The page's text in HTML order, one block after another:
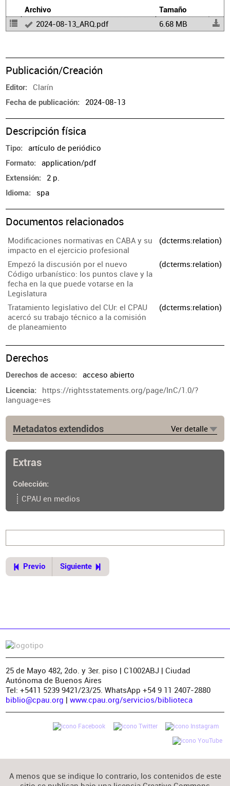
Archivo Tamaño
2024-08-13_ARQ.pdf 6.68 MB
Publicación/Creación
Editor Clarín
Fecha de publicación 2024-08-13
Descripción física
Tipo artículo de periódico
Formato application/pdf
Extensión 2 p.
Idioma spa
Documentos relacionados
Modificaciones normativas en CABA y su
impacto en el ejercicio profesional
(dcterms:relation)
Empezó la discusión por el nuevo
Código urbanístico: los puntos clave y la
fecha en la que puede votarse en la
Legislatura
(dcterms:relation)
Tratamiento legislativo del CUr: el CPAU
acercó su trabajo técnico a la comisión
de planeamiento
(dcterms:relation)
Derechos
Derechos de acceso acceso abierto
Licencia
https://rightsstatements.org/page/InC/1.0/?
language=es
Metadatos extendidos Ver detalle
ARQ no. 1147 (13 ago. 2024). p. 12-13
Extras
Colección
CPAU en medios
Previo Siguiente
25 de Mayo 482, 2do. y 3er. piso | C1002ABJ | Ciudad
Autónoma de Buenos Aires
Tel: +5411 5239 9421/23/25. WhatsApp +54 9 11 2407-2880
biblio@cpau.org | www.cpau.org/servicios/biblioteca
A menos que se indique lo contrario, los contenidos de este